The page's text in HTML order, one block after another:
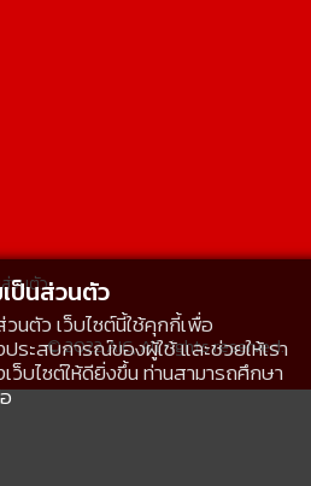
วนตัว
© 2022 AIC, All rights reserved.
ป็นส่วนตัว
นตัว เว็บไซต์นี้ใช้คุกกี้เพื่อ
ระสบการณ์ของผู้ใช้ และช่วยให้เรา
ไซต์ให้ดียิ่งขึ้น ท่านสามารถศึกษา